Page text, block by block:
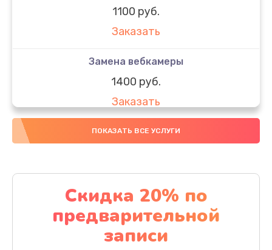
1100 руб.
Заказать
Замена вебкамеры
1400 руб.
Заказать
Замена SSD
Заказать
Замена северного моста
1950 руб.
Заказать
ПОКАЗАТЬ ВСЕ УСЛУГИ
Скидка 20% по
предварительной
записи